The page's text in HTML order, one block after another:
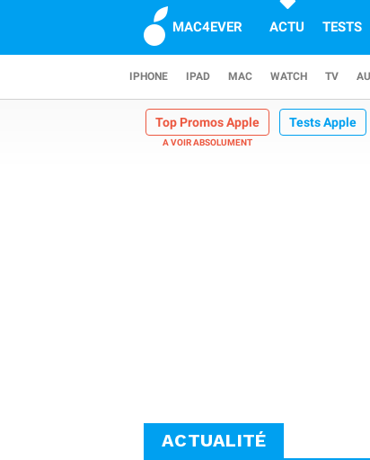
MAC4EVER ACTU TESTS
IPHONE IPAD MAC WATCH TV
Top Promos Apple Tests Apple
ACTUALITÉ